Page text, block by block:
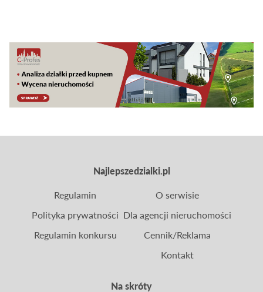
Najlepszedzialki.pl
Na skróty
Regulamin
Polityka prywatności
Regulamin konkursu
O serwisie
Dla agencji nieruchomości
Cennik/Reklama
Kontakt